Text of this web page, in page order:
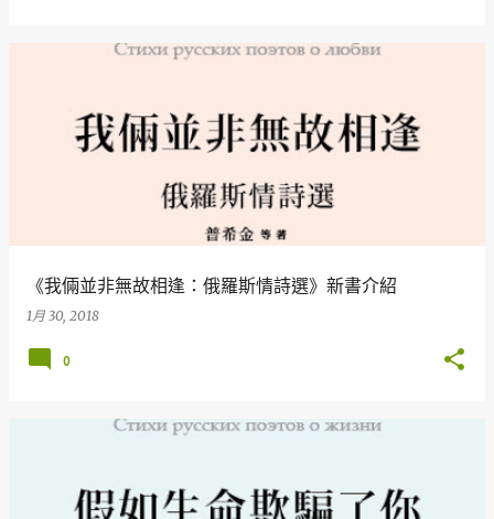
《我倆並非無故相逢：俄羅斯情詩選》新書介紹
1月 30, 2018
0